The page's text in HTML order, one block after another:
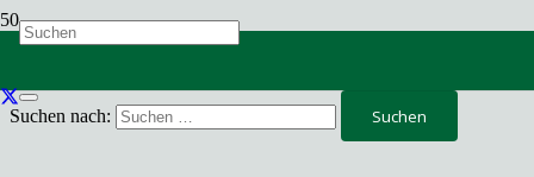
Der Trainingsbeginn der 2. Frauen Mannschaft ist der 12.07.24 um
Suchen nach: